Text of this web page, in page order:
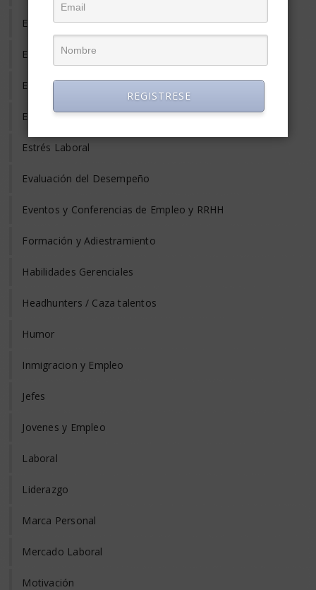
Empleo Temporal
Emprendedores
Entrevista de Trabajo
Equilibrio Vida y Trabajo
Estrés Laboral
Evaluación del Desempeño
Eventos y Conferencias de Empleo y RRHH
Formación y Adiestramiento
Habilidades Gerenciales
Headhunters / Caza talentos
Humor
Inmigracion y Empleo
Jefes
Jovenes y Empleo
Laboral
Liderazgo
Marca Personal
Mercado Laboral
Motivación
REGISTRESE